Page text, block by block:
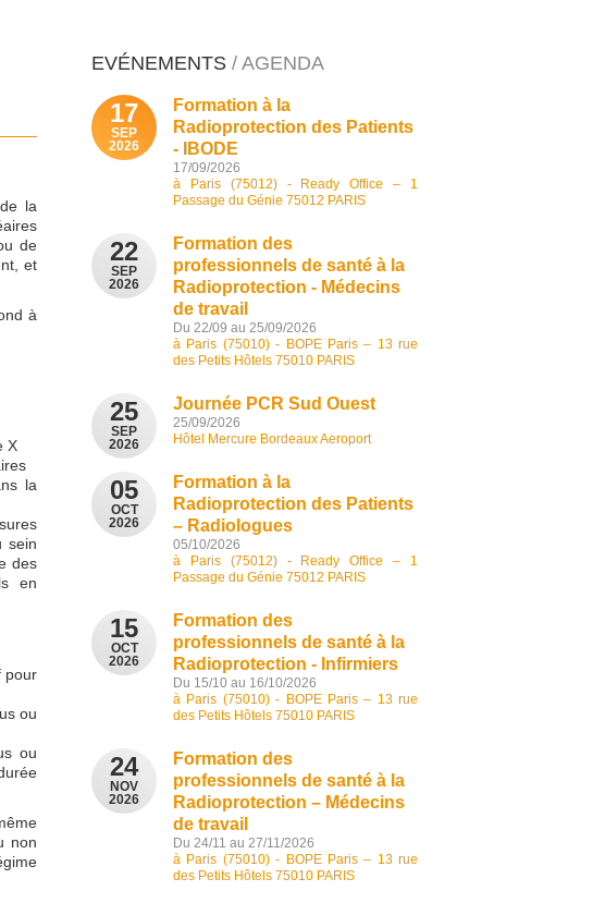
la
de
et
à
X
la
sein
des
en
pour
ou
ou
non
EVÉNEMENTS / AGENDA
17
SEP
2026
Formation à la
Radioprotection des Patients
- IBODE
17/09/2026
à Paris (75012) - Ready Office – 1
Passage du Génie 75012 PARIS
22
SEP
2026
Formation des
professionnels de santé à la
Radioprotection - Médecins
de travail
Du 22/09 au 25/09/2026
à Paris (75010) - BOPE Paris – 13 rue
des Petits Hôtels 75010 PARIS
25
SEP
2026
Journée PCR Sud Ouest
25/09/2026
Hôtel Mercure Bordeaux Aeroport
05
OCT
2026
Formation à la
Radioprotection des Patients
– Radiologues
05/10/2026
à Paris (75012) - Ready Office – 1
Passage du Génie 75012 PARIS
15
OCT
2026
Formation des
professionnels de santé à la
Radioprotection - Infirmiers
Du 15/10 au 16/10/2026
à Paris (75010) - BOPE Paris – 13 rue
des Petits Hôtels 75010 PARIS
24
NOV
2026
Formation des
professionnels de santé à la
Radioprotection – Médecins
de travail
Du 24/11 au 27/11/2026
à Paris (75010) - BOPE Paris – 13 rue
des Petits Hôtels 75010 PARIS